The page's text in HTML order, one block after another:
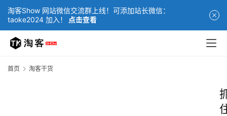
淘客Show 网站微信交流群上线！可添加站长微信：
taoke2024 加入！
点击查看
首页 淘客干货